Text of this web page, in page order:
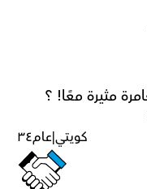
٣٤عام|كويتي